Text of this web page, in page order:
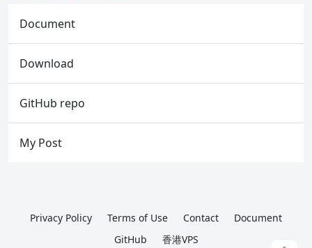
Document
Download
GitHub repo
My Post
Privacy Policy Terms of Use Contact
Document
GitHub
香港VPS